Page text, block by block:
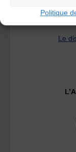
Politique
Le